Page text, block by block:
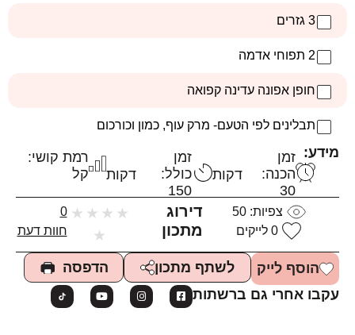
3 גזרים
2 תפוחי אדמה
חופן אפונה עדינה קפואה
תבלינים לפי הטעם- מרק עוף, כמון וכורכום
מידע: זמן
הכנה:
30
דקות
זמן
כולל:
150
דקות
רמת קושי:
קל
צפיות:50
0לייקים
דירוג
מתכון
★
★
★
★
★
0
חוות דעת
הוסף לייק לשתף מתכון
הדפסה
עקבו אחרי גם ברשתות